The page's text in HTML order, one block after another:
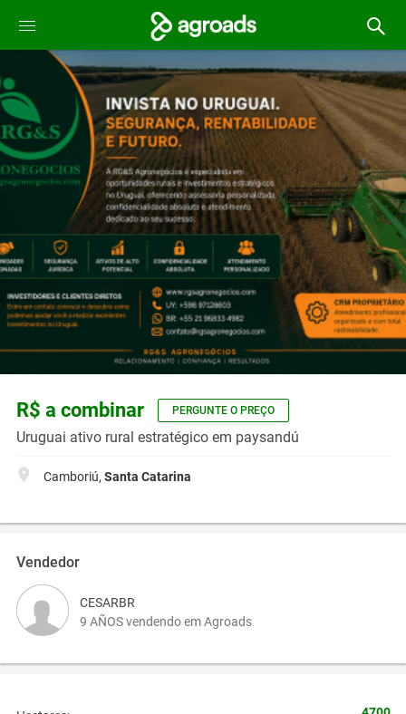
R$ a combinar PERGUNTE O PREÇO
Uruguai ativo rural estratégico em paysandú
Camboriú, Santa Catarina
Vendedor
CESARBR
9 AÑOS vendendo em Agroads